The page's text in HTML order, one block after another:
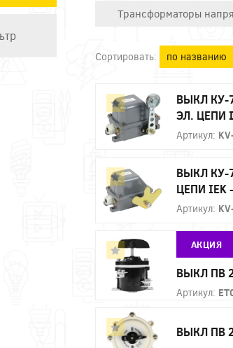
Трансформаторы
Сортировать: по названию
ВЫКЛ КУ-
ЭЛ. ЦЕПИ
Артикул:
ВЫКЛ КУ-
ЦЕПИ IEK
Артикул:
АКЦИЯ
ВЫКЛ ПВ
Артикул:
ВЫКЛ ПВ